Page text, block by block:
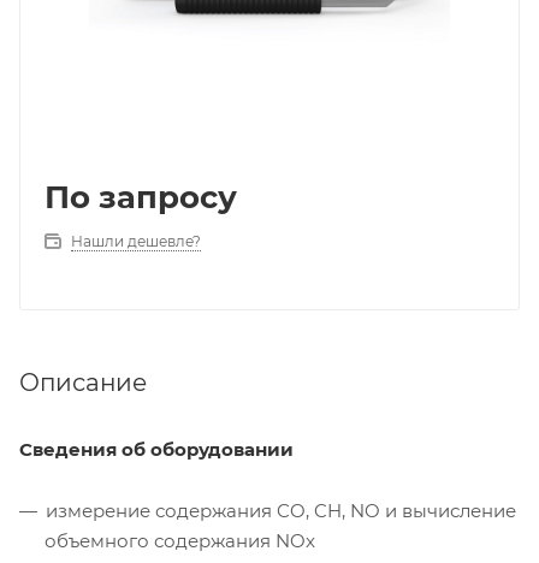
По запросу
Нашли дешевле?
Описание
Сведения об оборудовании
измерение содержания CO, CH, NO и вычисление
объемного содержания NOx